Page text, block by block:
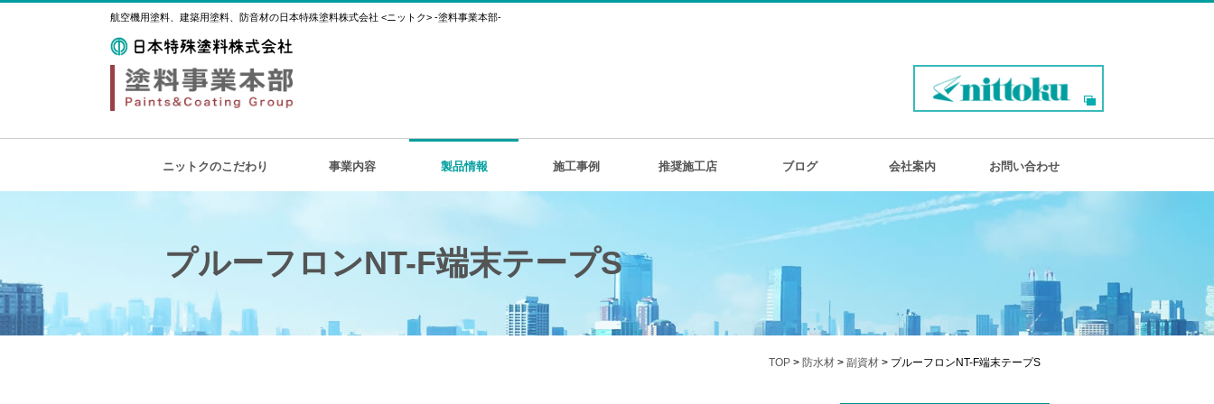
航空機用塗料、建築用塗料、防音材の日本特殊塗料株式会社 <ニットク> -塗料事業本部-
ニットクのこだわり 事業内容 製品情報 施工事例 推奨施工店 ブログ 会社案内 お問い合わせ
プルーフロンNT-F端末テープS
TOP > 防水材 > 副資材 > プルーフロンNT-F端末テープS